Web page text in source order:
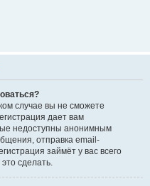
случае вы не сможете
дает вам
недоступны анонимным
отправка email-
займёт у вас всего
сделать.